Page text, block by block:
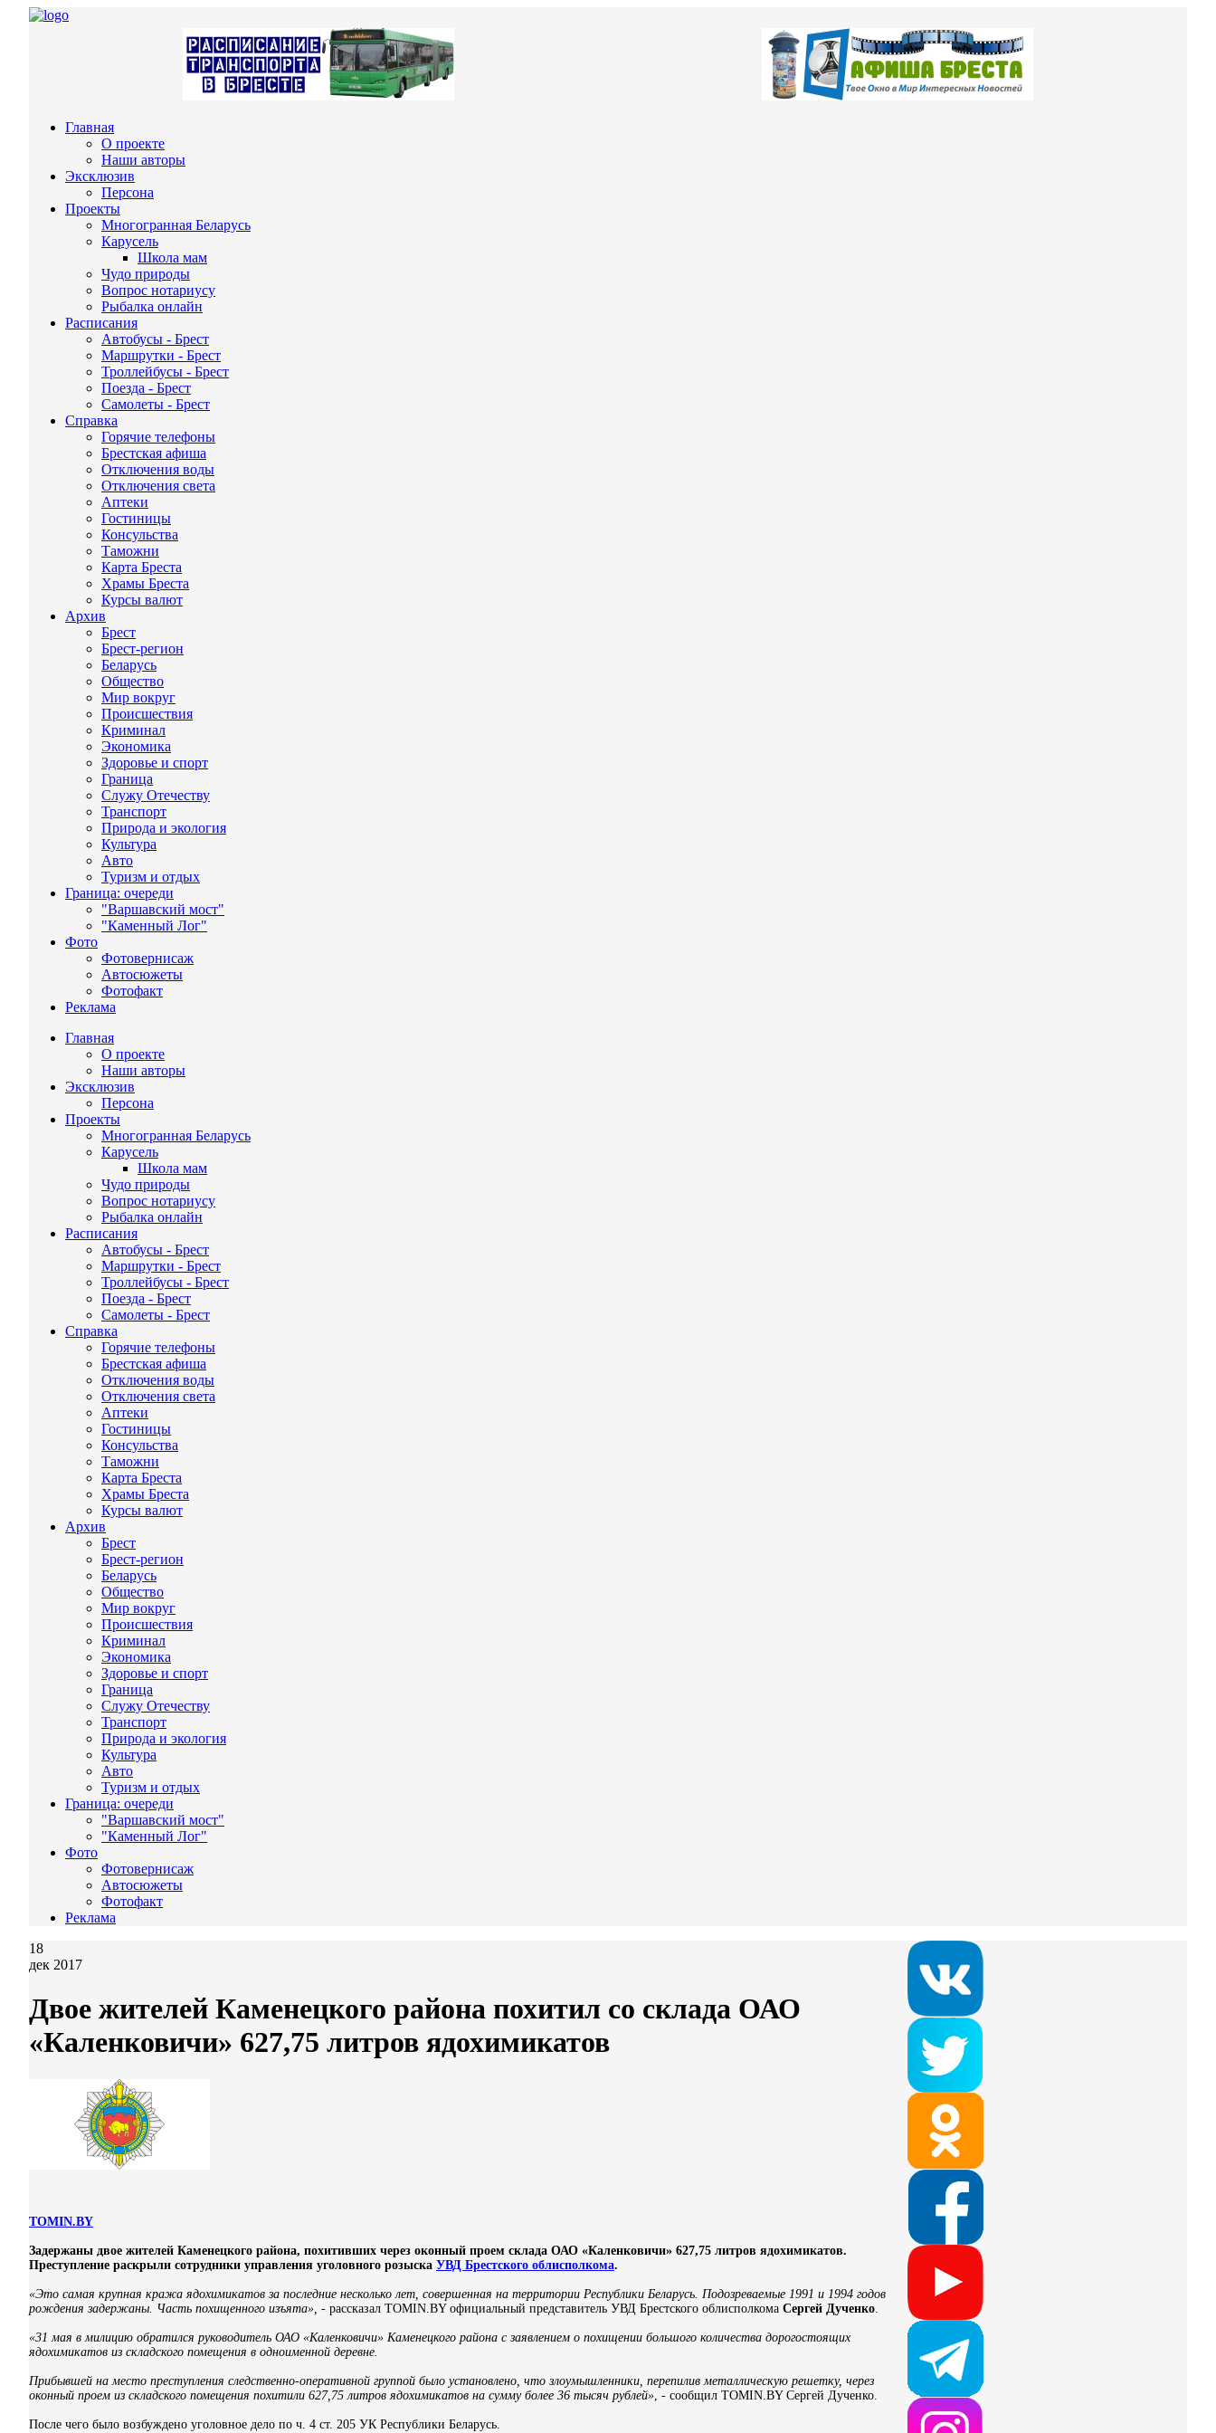
Главная
О проекте
Наши авторы
Эксклюзив
Персона
Проекты
Многогранная Беларусь
Карусель
Школа мам
Чудо природы
Вопрос нотариусу
Рыбалка онлайн
Расписания
Автобусы - Брест
Маршрутки - Брест
Троллейбусы - Брест
Поезда - Брест
Самолеты - Брест
Справка
Горячие телефоны
Брестская афиша
Отключения воды
Отключения света
Аптеки
Гостиницы
Консульства
Таможни
Карта Бреста
Храмы Бреста
Курсы валют
Архив
Брест
Брест-регион
Беларусь
Общество
Мир вокруг
Происшествия
Криминал
Экономика
Здоровье и спорт
Граница
Служу Отечеству
Транспорт
Природа и экология
Культура
Авто
Туризм и отдых
Граница: очереди
"Варшавский мост"
"Каменный Лог"
Фото
Фотовернисаж
Автосюжеты
Фотофакт
Реклама
Главная
О проекте
Наши авторы
Эксклюзив
Персона
Проекты
Многогранная Беларусь
Карусель
Школа мам
Чудо природы
Вопрос нотариусу
Рыбалка онлайн
Расписания
Автобусы - Брест
Маршрутки - Брест
Троллейбусы - Брест
Поезда - Брест
Самолеты - Брест
Справка
Горячие телефоны
Брестская афиша
Отключения воды
Отключения света
Аптеки
Гостиницы
Консульства
Таможни
Карта Бреста
Храмы Бреста
Курсы валют
Архив
Брест
Брест-регион
Беларусь
Общество
Мир вокруг
Происшествия
Криминал
Экономика
Здоровье и спорт
Граница
Служу Отечеству
Транспорт
Природа и экология
Культура
Авто
Туризм и отдых
Граница: очереди
"Варшавский мост"
"Каменный Лог"
Фото
Фотовернисаж
Автосюжеты
Фотофакт
Реклама
18
дек 2017
Двое жителей Каменецкого района похитил со склада ОАО
«Каленковичи» 627,75 литров ядохимикатов
TOMIN.BY
Задержаны двое жителей Каменецкого района, похитивших через оконный проем склада ОАО «Каленковичи» 627,75 литров ядохимикатов.
Преступление раскрыли сотрудники управления уголовного розыска УВД Брестского облисполкома.
«Это самая крупная кража ядохимикатов за последние несколько лет, совершенная на территории Республики Беларусь. Подозреваемые 1991 и 1994 годов
рождения задержаны. Часть похищенного изъята», - рассказал TOMIN.BY официальный представитель УВД Брестского облисполкома Сергей Дученко
«31 мая в милицию обратился руководитель ОАО «Каленковичи» Каменецкого района с заявлением о похищении большого количества дорогостоящих
ядохимикатов из складского помещения в одноименной деревне.
Прибывшей на место преступления следственно-оперативной группой было установлено, что злоумышленники, перепилив металлическую решетку, через
оконный проем из складского помещения похитили 627,75 литров ядохимикатов на сумму более 36 тысяч рублей» , - сообщил TOMIN.BY Сергей Дученко.
После чего было возбуждено уголовное дело по ч. 4 ст. 205 УК Республики Беларусь.